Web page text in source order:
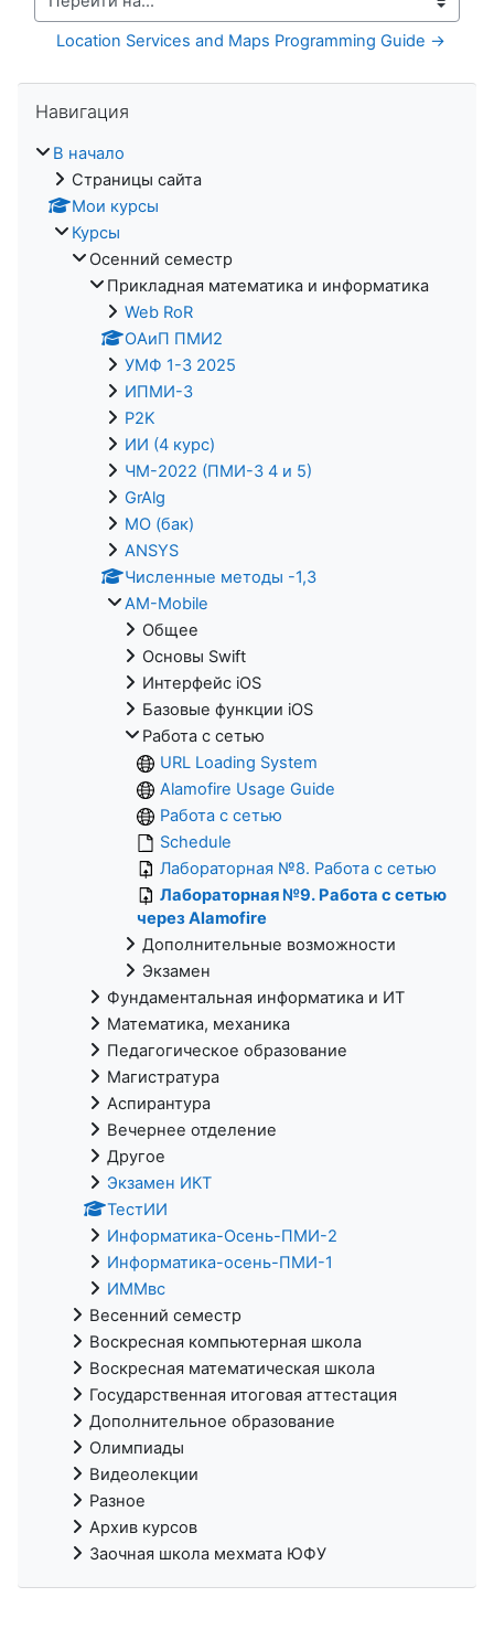
Перейти на...
Location Services and Maps Programming Guide →
Навигация
В начало
Страницы сайта
Мои курсы
Курсы
Осенний семестр
Прикладная математика и информатика
Web RoR
ОАиП ПМИ2
УМФ 1-3 2025
ИПМИ-3
P2K
ИИ (4 курс)
ЧМ-2022 (ПМИ-3 4 и 5)
GrAlg
МО (бак)
ANSYS
Численные методы -1,3
AM-Mobile
Общее
Основы Swift
Интерфейс iOS
Базовые функции iOS
Работа с сетью
URL Loading System
Alamofire Usage Guide
Работа с сетью
Schedule
Лабораторная №8. Работа с сетью
Лабораторная №9. Работа с сетью
через Alamofire
Дополнительные возможности
Экзамен
Фундаментальная информатика и ИТ
Математика, механика
Педагогическое образование
Магистратура
Аспирантура
Вечернее отделение
Другое
Экзамен ИКТ
ТестИИ
Информатика-Осень-ПМИ-2
Информатика-осень-ПМИ-1
ИММвс
Весенний семестр
Воскресная компьютерная школа
Воскресная математическая школа
Государственная итоговая аттестация
Дополнительное образование
Олимпиады
Видеолекции
Разное
Архив курсов
Заочная школа мехмата ЮФУ